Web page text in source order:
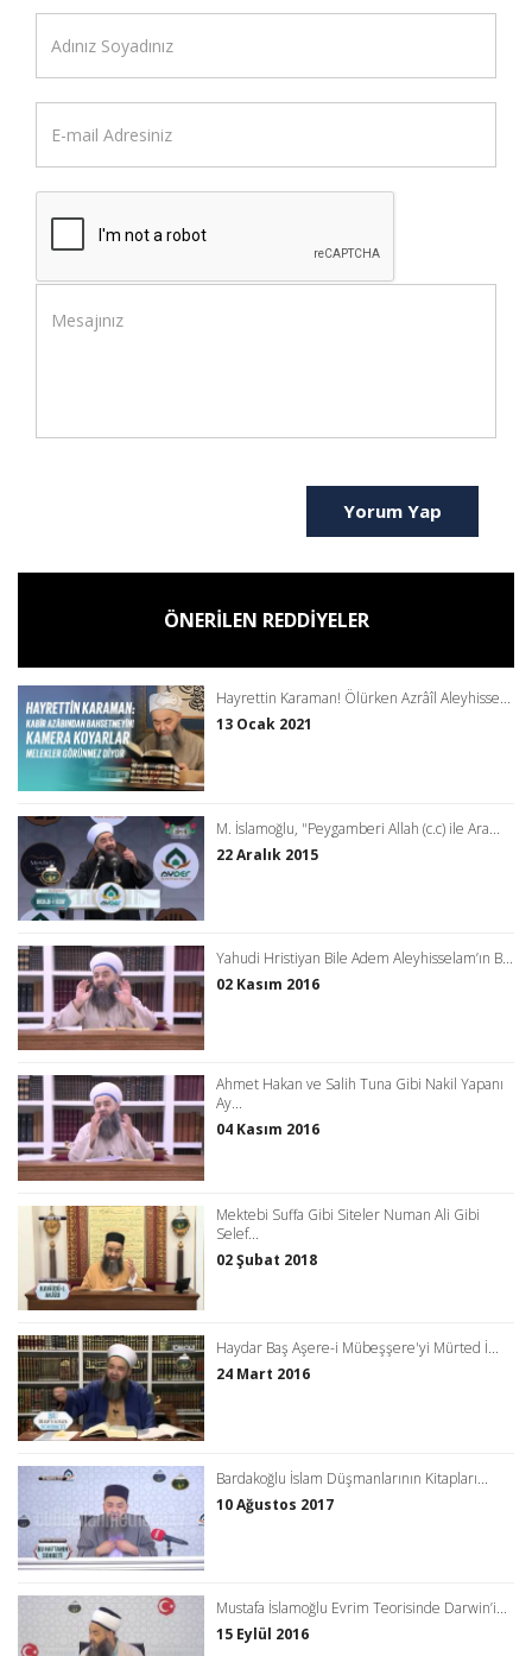
Yorum Yap
ÖNERİLEN REDDİYELER
Hayrettin Karaman! Ölürken Azrâîl Aleyhisse...
13 Ocak 2021
M. İslamoğlu, "Peygamberi Allah (c.c) ile Ara...
22 Aralık 2015
Yahudi Hristiyan Bile Adem Aleyhisselam’ın B...
02 Kasım 2016
Ahmet Hakan ve Salih Tuna Gibi Nakil Yapanı
Ay...
04 Kasım 2016
Mektebi Suffa Gibi Siteler Numan Ali Gibi
Selef...
02 Şubat 2018
Haydar Baş Aşere-i Mübeşşere'yi Mürted İ...
24 Mart 2016
Bardakoğlu İslam Düşmanlarının Kitapları...
10 Ağustos 2017
Mustafa İslamoğlu Evrim Teorisinde Darwin’i...
15 Eylül 2016